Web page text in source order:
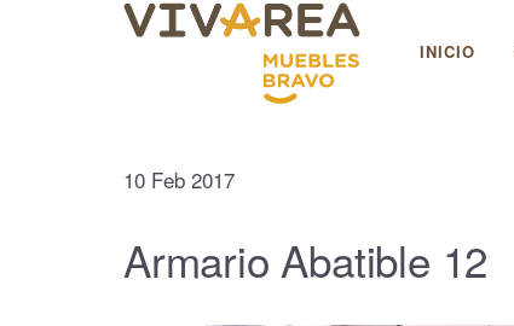
INICIO
10 Feb 2017
Armario Abatible 12